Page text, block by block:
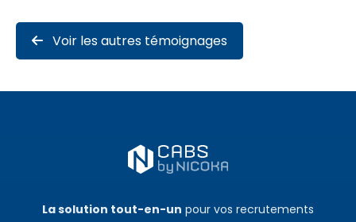
Voir les autres témoignages
La solution tout-en-un pour vos recrutements